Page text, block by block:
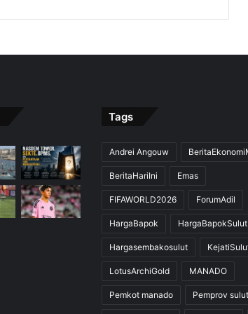
Tags
Andrei Angouw
BeritaHariIni Emas
FIFAWORLD2026 ForumAdil
HargaBapok HargaBapokSulut
Hargasembakosulut
LotusArchiGold MANADO
Pemkot manado Pemprov sulut